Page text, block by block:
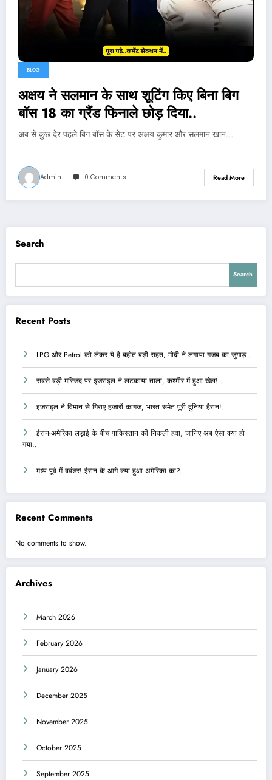
BLOG
अक्षय ने सलमान के साथ शूटिंग किए बिना बिग
बॉस 18 का ग्रैंड फिनाले छोड़ दिया..
अब से कुछ देर पहले बिग बॉस के सेट पर अक्षय कुमार और सलमान खान…
Admin 0 Comments Read More
Search
Search
Recent Posts
LPG और Petrol को लेकर ये है बहोत बड़ी राहत, मोदी ने लगाया गजब का जुगाड़..
सबसे बड़ी मस्जिद पर इजराइल ने लटकाया ताला, कश्मीर में हुआ खेल!..
इजराइल ने विमान से गिराए हजारों कागज, भारत समेत पूरी दुनिया हैरान!..
ईरान-अमेरिका लड़ाई के बीच पाकिस्तान की निकली हवा, जानिए अब ऐसा क्या हो
गया..
मध्य पूर्व में बवंडर! ईरान के आगे क्या हुआ अमेरिका का?..
Recent Comments
No comments to show.
Archives
March 2026
February 2026
January 2026
December 2025
November 2025
October 2025
September 2025